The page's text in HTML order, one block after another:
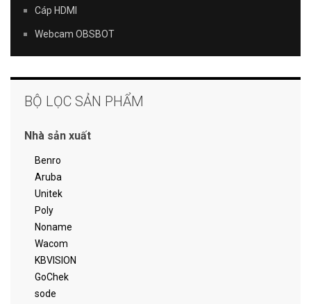
Cáp HDMI
Webcam OBSBOT
BỘ LỌC SẢN PHẨM
Nhà sản xuất
Benro
Aruba
Unitek
Poly
Noname
Wacom
KBVISION
GoChek
sode